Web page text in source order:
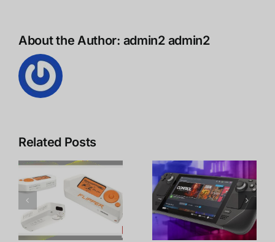
ของ
Games
หลัง
จาก
นาน
จำหน่าย
2023
บน
PlayStation,
About the Author: admin2 admin2
Related Posts
Steam
Deck vs
ROG Ally
เครื่องเกมพก
พาตัวไหนดี?
Meta Quest
3 vs 3S vs
Quest 2
เลือกรุ่นไหน